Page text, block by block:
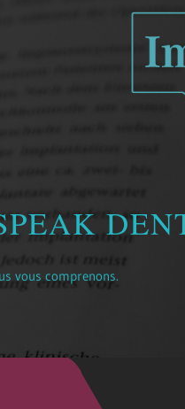
ET
vous aide au succès de